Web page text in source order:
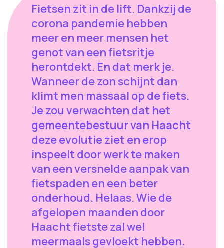
Fietsen zit in de lift. Dankzij de
corona pandemie hebben
meer en meer mensen het
genot van een fietsritje
herontdekt. En dat merk je.
Wanneer de zon schijnt dan
klimt men massaal op de fiets.
Je zou verwachten dat het
gemeentebestuur van Haacht
deze evolutie ziet en erop
inspeelt door werk te maken
van een versnelde aanpak van
fietspaden en een beter
onderhoud. Helaas. Wie de
afgelopen maanden door
Haacht fietste zal wel
meermaals gevloekt hebben.